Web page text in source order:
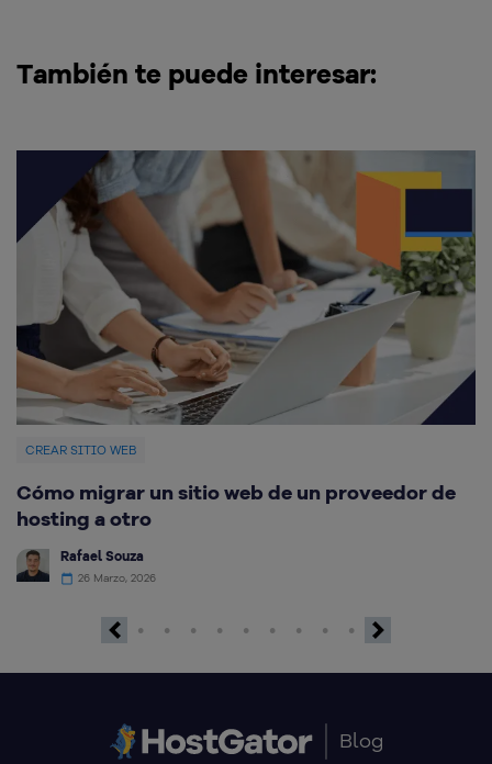
También te puede interesar:
CREAR SITIO WEB
Cómo migrar un sitio web de un proveedor de
hosting a otro
Rafael Souza
26 Marzo, 2026
Blog